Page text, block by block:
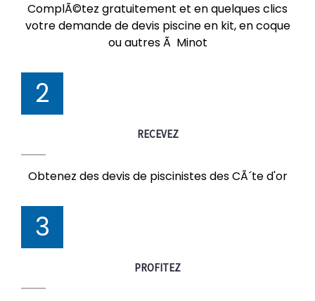
ComplÃ©tez gratuitement et en quelques clics
votre demande de devis piscine en kit, en coque
ou autres Ã Minot
2
RECEVEZ
Obtenez des devis de piscinistes des CÃ´te d'or
3
PROFITEZ